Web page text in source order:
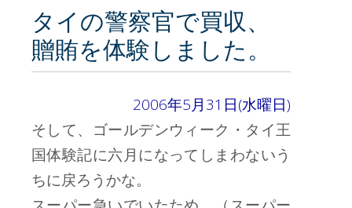
タイの警察官で買収、
贈賄を体験しました。
2006年5月31日(水曜日)
そして、ゴールデンウィーク・タイ王
国体験記に六月になってしまわないう
ちに戻ろうかな。